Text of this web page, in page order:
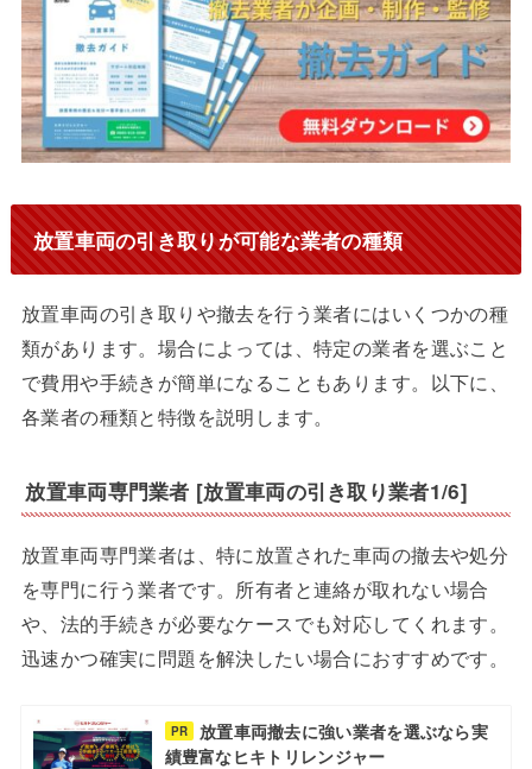
放置車両の引き取りが可能な業者の種類
放置車両の引き取りや撤去を行う業者にはいくつかの種
類があります。場合によっては、特定の業者を選ぶこと
で費用や手続きが簡単になることもあります。以下に、
各業者の種類と特徴を説明します。
放置車両専門業者 [放置車両の引き取り業者1/6]
放置車両専門業者は、特に放置された車両の撤去や処分
を専門に行う業者です。所有者と連絡が取れない場合
や、法的手続きが必要なケースでも対応してくれます。
迅速かつ確実に問題を解決したい場合におすすめです。
PR
放置車両撤去に強い業者を選ぶなら実
績豊富なヒキトリレンジャー